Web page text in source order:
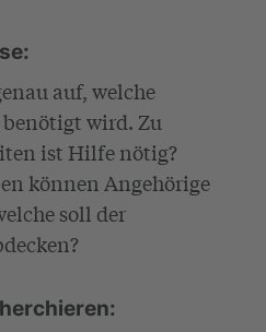
auf, welche
wird. Zu
ist Hilfe nötig?
können Angehörige
soll der